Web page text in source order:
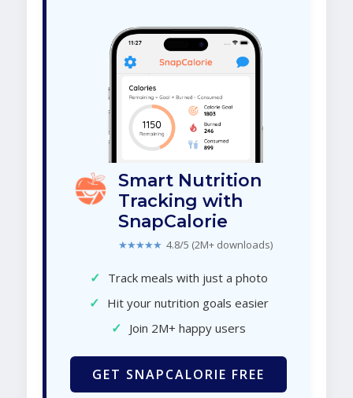
Smart Nutrition
Tracking with
SnapCalorie
★★★★★ 4.8/5 (2M+ downloads)
✓ Track meals with just a photo
✓ Hit your nutrition goals easier
✓ Join 2M+ happy users
GET SNAPCALORIE FREE